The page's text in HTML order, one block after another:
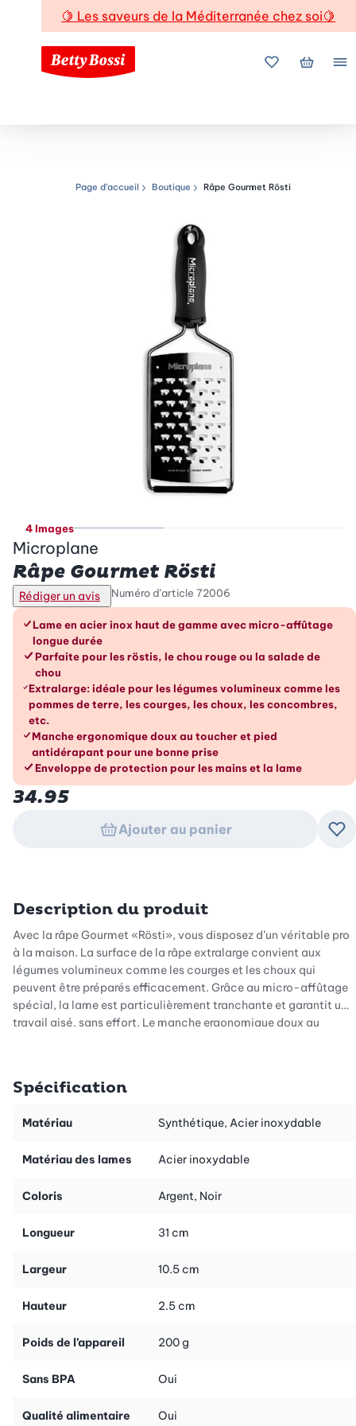
🍋 Les saveurs de la Méditerranée chez soi🍋
Mes favoris
Mon
Chemin de navigation
Page d’accueil Boutique Râpe Gourmet Rösti
4 Images
Microplane
Râpe Gourmet Rösti
Rédiger un avis Numéro d’article 72006
Les avantages en un coup d’œil
Lame en acier inox haut de gamme avec micro-affûtage
longue durée
Parfaite pour les röstis, le chou rouge ou la salade de
chou
Extralarge: idéale pour les légumes volumineux comme les
pommes de terre, les courges, les choux, les concombres,
etc.
Manche ergonomique doux au toucher et pied
antidérapant pour une bonne prise
Enveloppe de protection pour les mains et la lame
34.95
Ajouter au panier
Description du produit
Avec la râpe Gourmet «Rösti», vous disposez d’un véritable pro
à la maison. La surface de la râpe extralarge convient aux
légumes volumineux comme les courges et les choux qui
peuvent être préparés efficacement. Grâce au micro-affûtage
spécial, la lame est particulièrement tranchante et garantit un
travail aisé, sans effort. Le manche ergonomique doux au
râpes pour tous les domaines d’utilisation, selon vos goûts!
Spécification
Matériau Synthétique, Acier inoxydable
Matériau des lames Acier inoxydable
Coloris Argent, Noir
Longueur 31 cm
Largeur 10.5 cm
Hauteur 2.5 cm
Poids de l’appareil 200 g
Sans BPA Oui
Qualité alimentaire Oui